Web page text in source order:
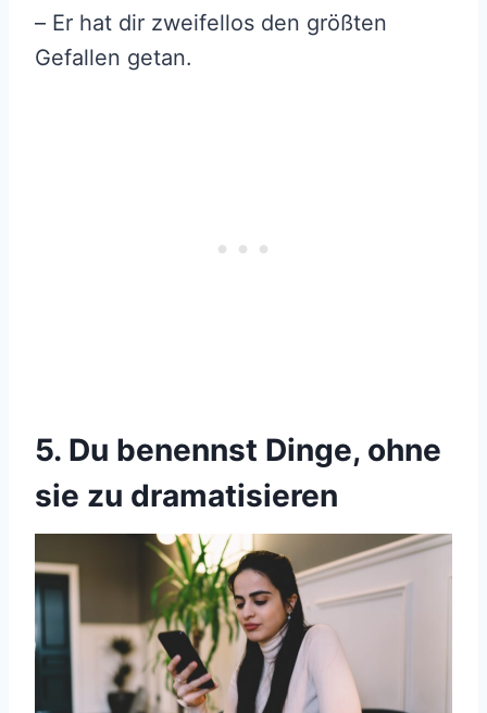
– Er hat dir zweifellos den größten
Gefallen getan.
5. Du benennst Dinge, ohne
sie zu dramatisieren